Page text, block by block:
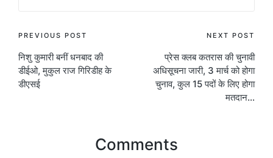
Post
navigation
PREVIOUS POST
निशु कुमारी बनीं धनबाद की
डीईओ, मुकुल राज गिरिडीह के
डीएसई
NEXT POST
प्रेस क्लब कतरास की चुनावी
अधिसूचना जारी, 3 मार्च को होगा
चुनाव, कुल 15 पदों के लिए होगा
मतदान…
Comments